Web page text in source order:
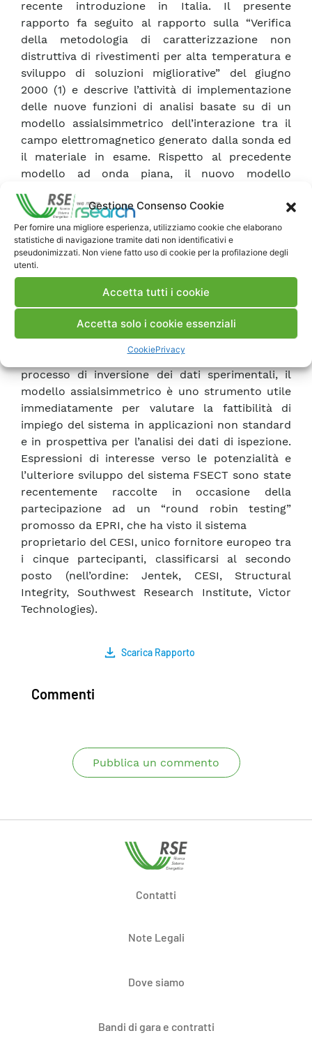
Gestione Consenso Cookie
Per fornire una migliore esperienza, utilizziamo cookie che elaborano
statistiche di navigazione tramite dati non identificativi e
pseudonimizzati. Non viene fatto uso di cookie per la profilazione degli
utenti.
Accetta tutti i cookie
Accetta solo i cookie essenziali
CookiePrivacy
recente introduzione in Italia. Il presente
rapporto fa seguito al rapporto sulla “Verifica
della metodologia di caratterizzazione non
distruttiva di rivestimenti per alta temperatura e
sviluppo di soluzioni migliorative” del giugno
2000 (1) e descrive l’attività di implementazione
delle nuove funzioni di analisi basate su di un
modello assialsimmetrico dell’interazione tra il
campo elettromagnetico generato dalla sonda ed
il materiale in esame. Rispetto al precedente
modello ad onda piana, il nuovo modello
permette di distinguere tra variazioni di
conducibilità elettrica e di permeabilità
magnetica del rivestimento e del substrato, utile
per rilevare la propagazione dell’attacco
ossidativo al materiale strutturale della pala.
Inoltre esso consente una misura più precisa nel
caso di spessori di rivestimento elevati rispetto
alle dimensioni della sonda. Nonostante alcuni
problemi residui, dovuti a tempi di calcolo più
lunghi rispetto al precedente modello ad onda
piana e, in alcuni casi, ad una minore stabilità del
processo di inversione dei dati sperimentali, il
modello assialsimmetrico è uno strumento utile
immediatamente per valutare la fattibilità di
impiego del sistema in applicazioni non standard
e in prospettiva per l’analisi dei dati di ispezione.
Espressioni di interesse verso le potenzialità e
l’ulteriore sviluppo del sistema FSECT sono state
recentemente raccolte in occasione della
partecipazione ad un “round robin testing”
promosso da EPRI, che ha visto il sistema
proprietario del CESI, unico fornitore europeo tra
i cinque partecipanti, classificarsi al secondo
posto (nell’ordine: Jentek, CESI, Structural
Integrity, Southwest Research Institute, Victor
Technologies).
Scarica Rapporto
Commenti
Pubblica un commento
Contatti
Note Legali
Dove siamo
Bandi di gara e contratti